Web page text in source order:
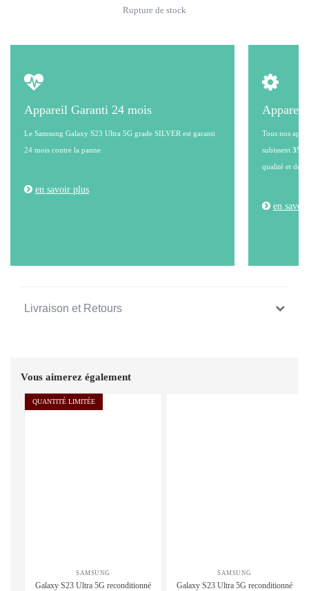
Rupture de stock
Appareil Garanti 24 mois
Le Samsung Galaxy S23 Ultra 5G grade SILVER est garanti
24 mois contre la panne
en savoir plus
Appareil
Tous nos
subissent 35
qualité et de
en
Livraison et Retours
Vous aimerez également
QUANTITÉ LIMITÉE
SAMSUNG
Galaxy S23 Ultra 5G reconditionné
SAMSUNG
Galaxy S23 Ultra 5G reconditionné